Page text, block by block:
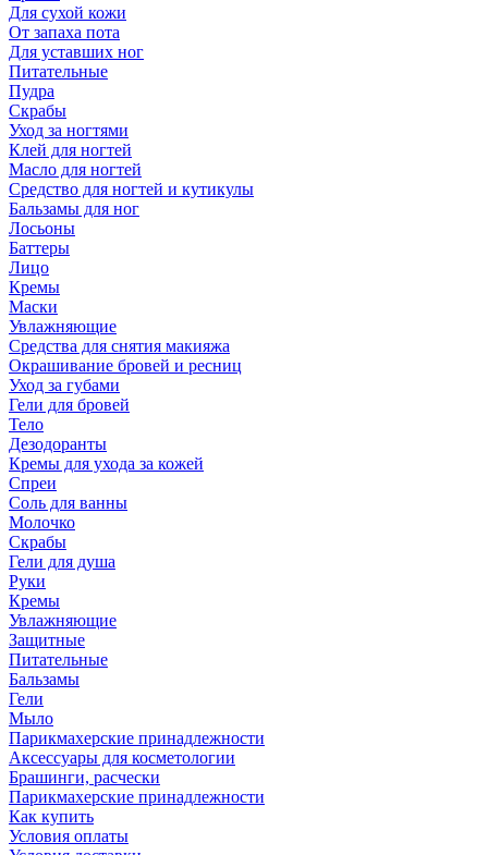
Для сухой кожи
От запаха пота
Для уставших ног
Питательные
Пудра
Скрабы
Уход за ногтями
Клей для ногтей
Масло для ногтей
Средство для ногтей и кутикулы
Бальзамы для ног
Лосьоны
Баттеры
Лицо
Кремы
Маски
Увлажняющие
Средства для снятия макияжа
Окрашивание бровей и ресниц
Уход за губами
Гели для бровей
Тело
Дезодоранты
Кремы для ухода за кожей
Спреи
Соль для ванны
Молочко
Скрабы
Гели для душа
Руки
Кремы
Увлажняющие
Защитные
Питательные
Бальзамы
Гели
Мыло
Парикмахерские принадлежности
Аксессуары для косметологии
Брашинги, расчески
Парикмахерские принадлежности
Как купить
Условия оплаты